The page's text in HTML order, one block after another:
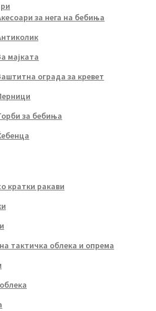
за нега на бебиња
мајката
ограда за кревет
за бебиња
кратки ракави
тактичка облека и опрема